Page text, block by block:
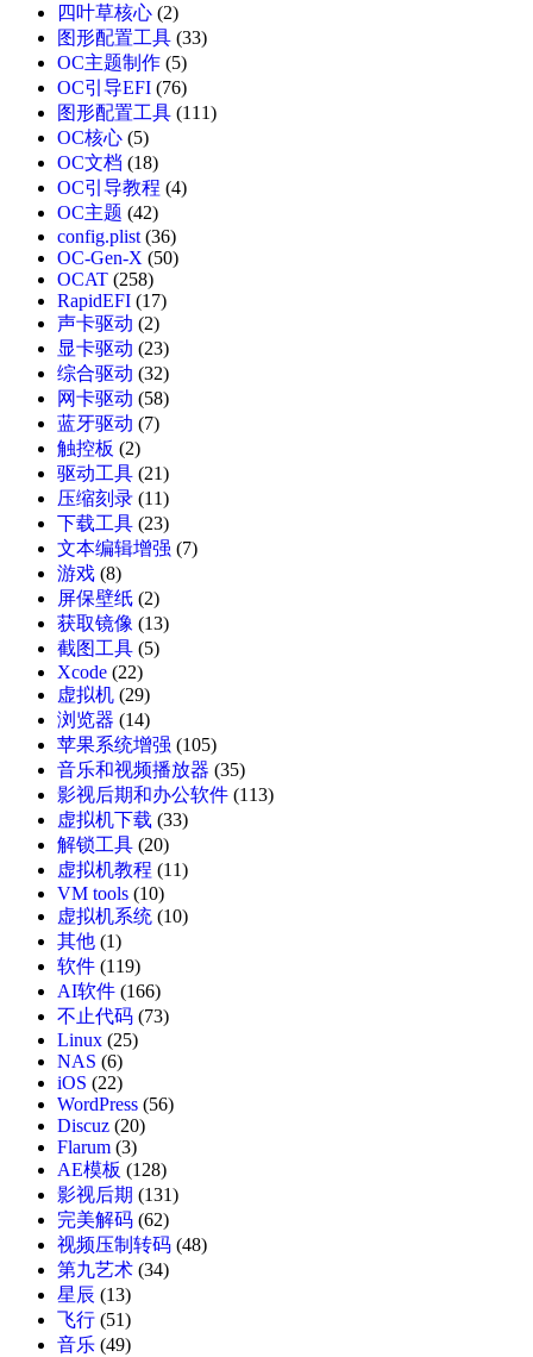
四叶草核心 (2)
图形配置工具 (33)
OC主题制作 (5)
OC引导EFI (76)
图形配置工具 (111)
OC核心 (5)
OC文档 (18)
OC引导教程 (4)
OC主题 (42)
config.plist(36)
OC-Gen-X (50)
OCAT (258)
RapidEFI (17)
声卡驱动 (2)
显卡驱动 (23)
综合驱动 (32)
网卡驱动 (58)
蓝牙驱动 (7)
触控板 (2)
驱动工具 (21)
压缩刻录 (11)
下载工具 (23)
文本编辑增强 (7)
游戏 (8)
屏保壁纸 (2)
获取镜像 (13)
截图工具 (5)
Xcode (22)
虚拟机 (29)
浏览器 (14)
苹果系统增强 (105)
音乐和视频播放器 (35)
影视后期和办公软件 (113)
虚拟机下载 (33)
解锁工具 (20)
虚拟机教程 (11)
VM tools (10)
虚拟机系统 (10)
其他 (1)
软件 (119)
AI软件 (166)
不止代码 (73)
Linux (25)
NAS (6)
iOS (22)
WordPress (56)
Discuz (20)
Flarum (3)
AE模板 (128)
影视后期 (131)
完美解码 (62)
视频压制转码 (48)
第九艺术 (34)
星辰 (13)
飞行 (51)
音乐 (49)